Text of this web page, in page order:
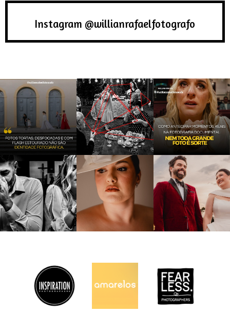
Instagram @willianrafaelfotografo